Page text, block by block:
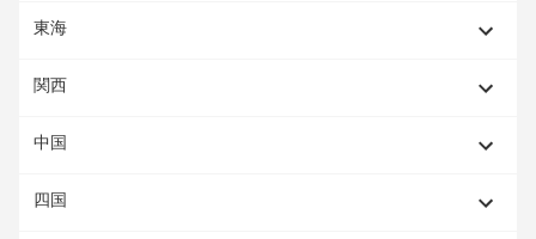
東海
関西
中国
四国